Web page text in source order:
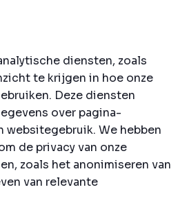
diensten, zoals
te krijgen in hoe onze
Deze diensten
over pagina-
websitegebruik. We hebben
de privacy van onze
zoals het anonimiseren van
van relevante